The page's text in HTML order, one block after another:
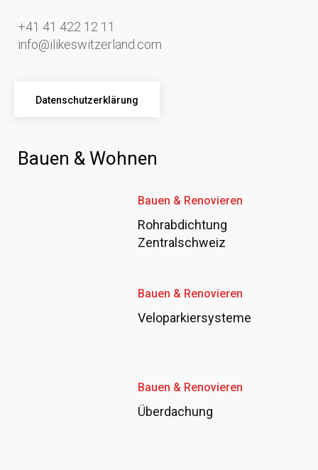
+41 41 422 12 11
info@ilikeswitzerland.com
Datenschutzerklärung
Bauen & Wohnen
Bauen & Renovieren
Rohrabdichtung
Zentralschweiz
Bauen & Renovieren
Veloparkiersysteme
Bauen & Renovieren
Überdachung